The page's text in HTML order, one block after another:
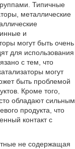
Типичные
металлические
и
могут быть очень
для использования
с тем, что
могут
быть проблемой
Кроме того,
обладают сильным
продукта, что
контакт с
не содержащая